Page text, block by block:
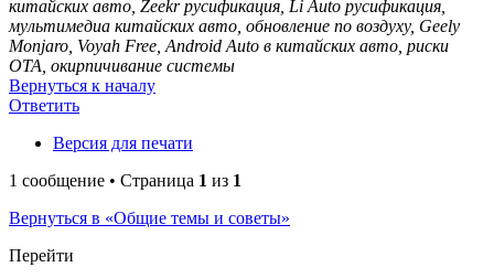
китайских авто, Zeekr русификация, Li Auto русификация,
мультимедиа китайских авто, обновление по воздуху, Geely
Monjaro, Voyah Free, Android Auto в китайских авто, риски
OTA, окирпичивание системы
Вернуться к началу
Ответить
Версия для печати
1 сообщение • Страница 1 из 1
Вернуться в «Общие темы и советы»
Перейти